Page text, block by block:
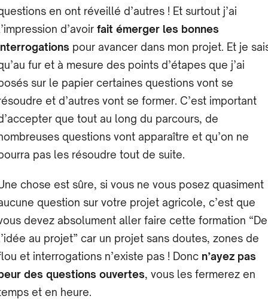
en ont réveillé d’autres ! Et surtout j’ai
d’avoir fait émerger les bonnes
pour avancer dans mon projet. Et je
fur et à mesure des points d’étapes que j’ai
sur le papier certaines questions vont se
et d’autres vont se former. C’est important
que tout au long du parcours, de
questions vont apparaître et qu’on ne
pas les résoudre tout de suite.
chose est sûre, si vous ne vous posez quasiment
question sur votre projet agricole, c’est que
devez absolument aller faire cette formation “De
au projet” car un projet sans doutes, zones de
et interrogations n’existe pas ! Donc n’ayez pas
des questions ouvertes, vous les fermerez en
et en heure.